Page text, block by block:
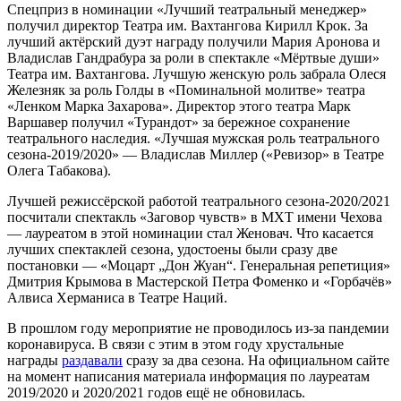
Спецприз в номинации «Лучший театральный менеджер»
получил директор Театра им. Вахтангова Кирилл Крок. За
лучший актёрский дуэт награду получили Мария Аронова и
Владислав Гандрабура за роли в спектакле «Мёртвые души»
Театра им. Вахтангова. Лучшую женскую роль забрала Олеся
Железняк за роль Голды в «Поминальной молитве» театра
«Ленком Марка Захарова». Директор этого театра Марк
Варшавер получил «Турандот» за бережное сохранение
театрального наследия. «Лучшая мужская роль театрального
сезона-2019/2020» — Владислав Миллер («Ревизор» в Театре
Олега Табакова).
Лучшей режиссёрской работой театрального сезона-2020/2021
посчитали спектакль «Заговор чувств» в МХТ имени Чехова
— лауреатом в этой номинации стал Женовач. Что касается
лучших спектаклей сезона, удостоены были сразу две
постановки — «Моцарт „Дон Жуан“. Генеральная репетиция»
Дмитрия Крымова в Мастерской Петра Фоменко и «Горбачёв»
Алвиса Херманиса в Театре Наций.
В прошлом году мероприятие не проводилось из-за пандемии
коронавируса. В связи с этим в этом году хрустальные
награды раздавали сразу за два сезона. На официальном сайте
на момент написания материала информация по лауреатам
2019/2020 и 2020/2021 годов ещё не обновилась.